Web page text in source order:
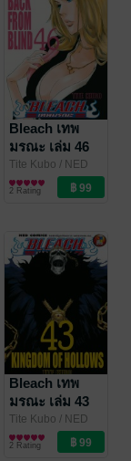
Bleach เทพ
มรณะ เล่ม 46
Tite Kubo / NED
Comics
การ์ตูนทั่วไป
2 Rating
Bleach เทพ
มรณะ เล่ม 43
Tite Kubo / NED
Comics
การ์ตูนทั่วไป
2 Rating